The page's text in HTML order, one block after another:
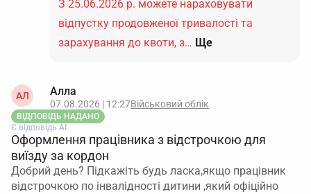
З 25.06.2026 р. можете нараховувати
відпустку продовженої тривалості та
зарахування до квоти, з… Ще
АЛ Алла
07.08.2026 | 12:27Військовий облік
ВІДПОВІДЬ НАДАНО
Є відповідь АІ
Оформлення працівника з відстрочкою для
виїзду за кордон
Добрий день? Підкажіть будь ласка,якщо працівник
відстрочкою по інвалідності дитини ,який офіційно